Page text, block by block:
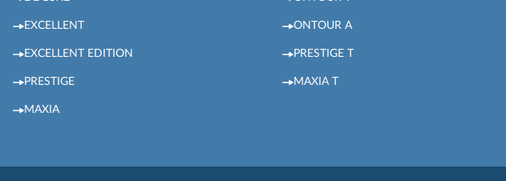
EXCELLENT
EXCELLENT EDITION
PRESTIGE
MAXIA
ONTOUR A
PRESTIGE T
MAXIA T